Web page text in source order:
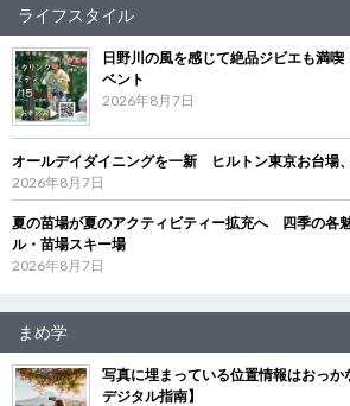
ライフスタイル
日野川の風を感じて絶品ジビエも満
ベント
2026年8月7日
オールデイダイニングを一新 ヒルトン東京お台場
2026年8月7日
夏の苗場が夏のアクティビティー拡充へ 四季の各
ル・苗場スキー場
2026年8月7日
まめ学
写真に埋まっている位置情報はおっ
デジタル指南】